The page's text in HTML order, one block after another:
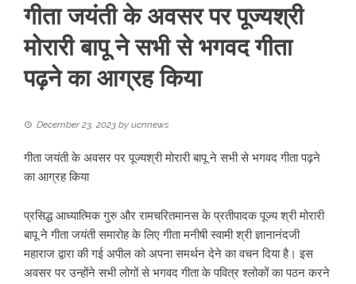
गीता जयंती के अवसर पर पूज्यश्री
मोरारी बापू ने सभी से भगवद गीता
पढ़ने का आग्रह किया
December 23, 2023 by ucnnews
गीता जयंती के अवसर पर पूज्यश्री मोरारी बापू ने सभी से भगवद गीता पढ़ने
का आग्रह किया
प्रसिद्ध आध्यात्मिक गुरु और रामचरितमानस के प्रतीपादक पूज्य श्री मोरारी
बापू ने गीता जयंती समारोह के लिए गीता मनीषी स्वामी श्री ज्ञानानंदजी
महाराज द्वारा की गई अपील को अपना समर्थन देने का वचन दिया है। इस
अवसर पर उन्होंने सभी लोगों से भगवद गीता के पवित्र श्लोकों का पठन करने